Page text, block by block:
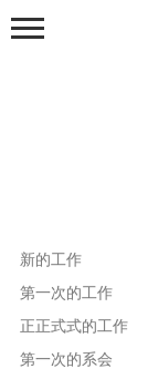
新的工作
第一次的工作
正正式式的工作
第一次的系会
枝之稳安
藤之绵缠
叶之飘零